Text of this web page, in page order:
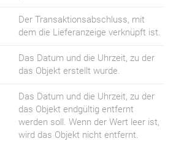
Der Transaktionsabschluss, mit
dem die Lieferanzeige verknüpft ist.
Das Datum und die Uhrzeit, zu der
das Objekt erstellt wurde.
Das Datum und die Uhrzeit, zu der
das Objekt endgültig entfernt
werden soll. Wenn der Wert leer ist,
wird das Objekt nicht entfernt.